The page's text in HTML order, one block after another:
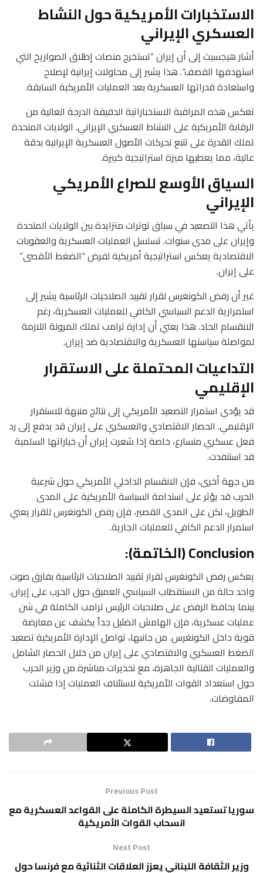
الاستخبارات الأمريكية حول النشاط
العسكري الإيراني
أشار هيجسيث إلى أن إيران “تستخرج منصات إطلاق الصواريخ التي
استهدفها القصف”. هذا يشير إلى محاولات إيرانية لإصلاح
واستعادة قدراتها العسكرية بعد العمليات الأمريكية السابقة.
تعكس هذه المراقبة الاستخباراتية الدقيقة الدرجة العالية من
الرقابة الأمريكية على النشاط العسكري الإيراني. الولايات المتحدة
تملك القدرة على تتبع تحركات الأصول العسكرية الإيرانية بدقة
عالية، مما يعطيها ميزة استراتيجية كبيرة.
السياق الأوسع للصراع الأمريكي
الإيراني
يأتي هذا التصعيد في سياق توترات متزايدة بين الولايات المتحدة
وإيران على مدى سنوات. تسلسل العمليات العسكرية والعقوبات
الاقتصادية يعكس استراتيجية أمريكية لفرض “الضغط الأقصى”
على إيران.
غير أن رفض الكونغرس لقرار تقييد الصلاحيات الرئاسية يشير إلى
استمرارية الدعم السياسي الكافي للعمليات العسكرية، رغم
الانقسام الحاد. هذا يعني أن إدارة ترامب تملك المرونة اللازمة
لمواصلة سياستها العسكرية والاقتصادية ضد إيران.
التداعيات المحتملة على الاستقرار
الإقليمي
قد يؤدي استمرار التصعيد الأمريكي إلى نتائج منبهة للاستقرار
الإقليمي. الحصار الاقتصادي والعسكري على إيران قد يدفع إلى رد
فعل عسكري متسارع، خاصة إذا شعرت إيران أن خياراتها السلمية
قد استنفدت.
من جهة أخرى، فإن الانقسام الداخلي الأمريكي حول شرعية
الحرب قد يؤثر على استدامة السياسة الأمريكية على المدى
الطويل، لكن على المدى القصير، فإن رفض الكونغرس للقرار يعني
استمرار الدعم الكافي للعمليات الجارية.
Conclusion (الخاتمة):
يعكس رفض الكونغرس لقرار تقييد الصلاحيات الرئاسية بفارق صوت
واحد حالة من الاستقطاب السياسي العميق حول الحرب على إيران.
بينما يحافظ الرفض على صلاحيات الرئيس ترامب الكاملة في شن
عمليات عسكرية، فإن الهامش الضئيل جداً يكشف عن معارضة
قوية داخل الكونغرس. من جانبها، تواصل الإدارة الأمريكية تصعيد
الضغط العسكري والاقتصادي على إيران من خلال الحصار الشامل
والعمليات القتالية الجاهزة، مع تحذيرات مباشرة من وزير الحرب
حول استعداد القوات الأمريكية لاستئناف العمليات إذا فشلت
المفاوضات.
Previous Post
سوريا تستعيد السيطرة الكاملة على القواعد العسكرية مع
انسحاب القوات الأمريكية
Next Post
وزير الثقافة اللبناني يعزز العلاقات الثنائية مع فرنسا حول